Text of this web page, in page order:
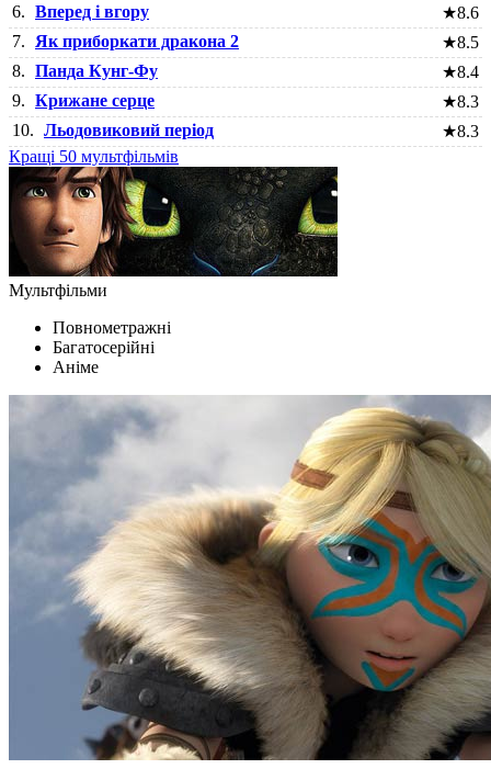
6. Вперед і вгору ★8.6
7.
Як приборкати дракона 2 ★8.5
8. Панда Кунг-Фу ★8.4
9. Крижане серце ★8.3
10. Льодовиковий період ★8.3
Кращі 50 мультфільмів
Мультфільми
Повнометражні
Багатосерійні
Аніме